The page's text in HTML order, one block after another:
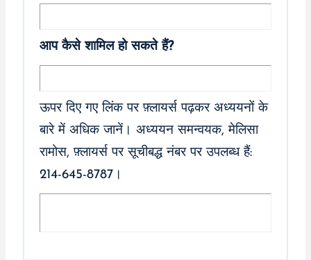
आप कैसे शामिल हो सकते हैं?
ऊपर दिए गए लिंक पर फ़्लायर्स पढ़कर अध्ययनों के
बारे में अधिक जानें। अध्ययन समन्वयक, मेलिसा
रामोस, फ़्लायर्स पर सूचीबद्ध नंबर पर उपलब्ध हैं:
214-645-8787।